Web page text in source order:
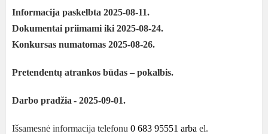
Informacija paskelbta 2025-08-11.
Dokumentai priimami iki 2025-08-24.
Konkursas numatomas 2025-08-26.
Pretendentų atrankos būdas – pokalbis.
Darbo pradžia - 2025-09-01.
Išsamesnė informacija telefonu 0 683 95551 arba el.